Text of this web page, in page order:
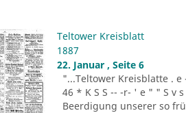
Teltower Kreisblatt
1887
22. Januar , Seite 6
"...Teltower Kreisblatte . e
46 * K S S -- -r- ' e " " S v
Beerdigung unserer so